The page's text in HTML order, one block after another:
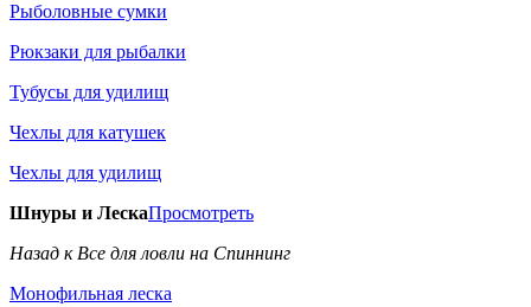
Рыболовные сумки
Рюкзаки для рыбалки
Тубусы для удилищ
Чехлы для катушек
Чехлы для удилищ
Шнуры и ЛескаПросмотреть
Назад к Все для ловли на Спиннинг
Монофильная леска